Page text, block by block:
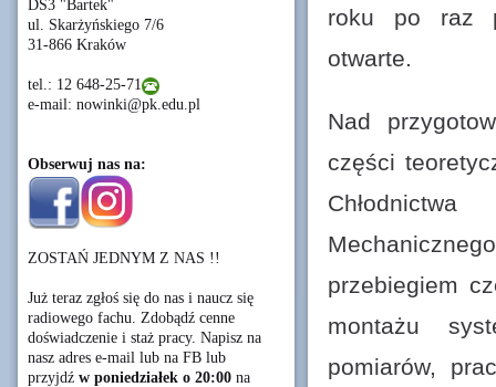
DS3 "Bartek"
ul. Skarżyńskiego 7/6
31-866 Kraków
tel.: 12 648-25-71
e-mail: nowinki@pk.edu.pl
Obserwuj nas na:
ZOSTAŃ JEDNYM Z NAS !!
Już teraz zgłoś się do nas i naucz się
radiowego fachu. Zdobądź cenne
doświadczenie i staż pracy. Napisz na
nasz adres e-mail lub na FB lub
przyjdź w poniedziałek o 20:00 na
roku po raz
otwarte.
Nad
części
przebiegiem
montażu
pomiarów,